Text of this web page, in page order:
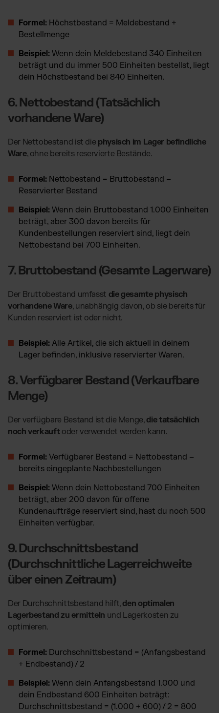
Formel: Höchstbestand = Meldebestand +
Bestellmenge
Beispiel: Wenn dein Meldebestand 340 Einheiten
beträgt und du immer 500 Einheiten bestellst, liegt
dein Höchstbestand bei 840 Einheiten.
6. Nettobestand (Tatsächlich
vorhandene Ware)
Der Nettobestand ist die physisch im Lager befindliche
Ware, ohne bereits reservierte Bestände.
Formel: Nettobestand = Bruttobestand –
Reservierter Bestand
Beispiel: Wenn dein Bruttobestand 1.000 Einheiten
beträgt, aber 300 davon bereits für
Kundenbestellungen reserviert sind, liegt dein
Nettobestand bei 700 Einheiten.
7. Bruttobestand (Gesamte Lagerware)
Der Bruttobestand umfasst die gesamte physisch
vorhandene Ware, unabhängig davon, ob sie bereits für
Kunden reserviert ist oder nicht.
Beispiel: Alle Artikel, die sich aktuell in deinem
Lager befinden, inklusive reservierter Waren.
8. Verfügbarer Bestand (Verkaufbare
Menge)
Der verfügbare Bestand ist die Menge, die tatsächlich
noch verkauftoder verwendet werden kann.
Formel: Verfügbarer Bestand = Nettobestand –
bereits eingeplante Nachbestellungen
Beispiel: Wenn dein Nettobestand 700 Einheiten
beträgt, aber 200 davon für offene
Kundenaufträge reserviert sind, hast du noch 500
Einheiten verfügbar.
9. Durchschnittsbestand
(Durchschnittliche Lagerreichweite
über einen Zeitraum)
Der Durchschnittsbestand hilft, den optimalen
Lagerbestand zu ermitteln und Lagerkosten zu
optimieren.
Formel: Durchschnittsbestand = (Anfangsbestand
+ Endbestand) / 2
Beispiel: Wenn dein Anfangsbestand 1.000 und
dein Endbestand 600 Einheiten beträgt:
Durchschnittsbestand = (1.000 + 600) / 2 = 800